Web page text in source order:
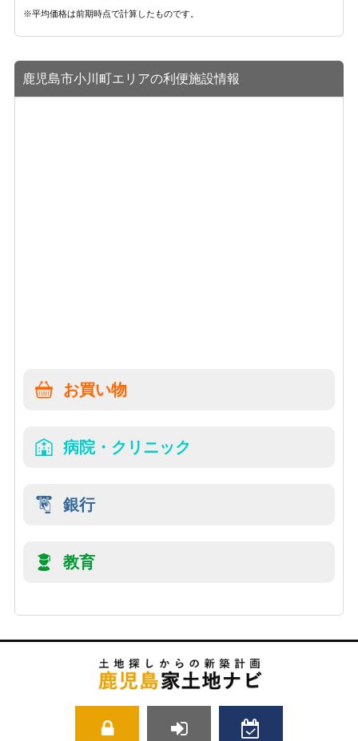
※平均価格は前期時点で計算したものです。
鹿児島市小川町エリアの利便施設情報
お買い物
病院・クリニック
銀行
教育